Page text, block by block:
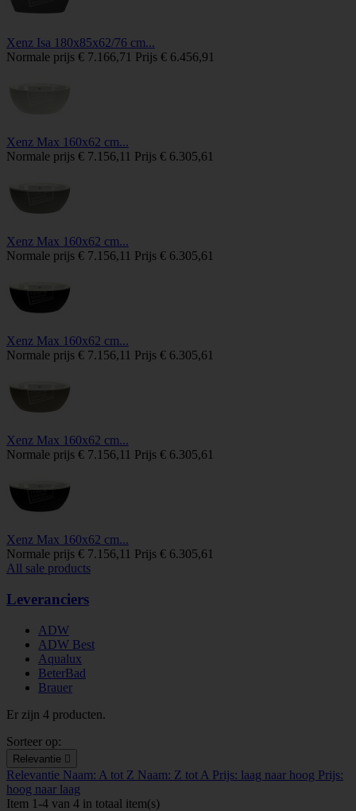
Xenz Isa 180x85x62/76 cm...
Normale prijs € 7.166,71 Prijs € 6.456,91
Xenz Max 160x62 cm...
Normale prijs € 7.156,11 Prijs € 6.305,61
Xenz Max 160x62 cm...
Normale prijs € 7.156,11 Prijs € 6.305,61
Xenz Max 160x62 cm...
Normale prijs € 7.156,11 Prijs € 6.305,61
Xenz Max 160x62 cm...
Normale prijs € 7.156,11 Prijs € 6.305,61
Xenz Max 160x62 cm...
Normale prijs € 7.156,11 Prijs € 6.305,61
All sale products
Leveranciers
ADW
ADW Best
Aqualux
BeterBad
Brauer
Er zijn 4 producten.
Sorteer op:
Relevantie 
Relevantie Naam: A tot Z Naam: Z tot A Prijs: laag naar hoog Prijs:
hoog naar laag
Item 1-4 van 4 in totaal item(s)